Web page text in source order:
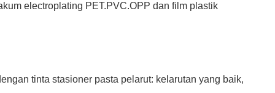
electroplating PET.PVC.OPP dan film plastik
tinta stasioner pasta pelarut: kelarutan yang baik,